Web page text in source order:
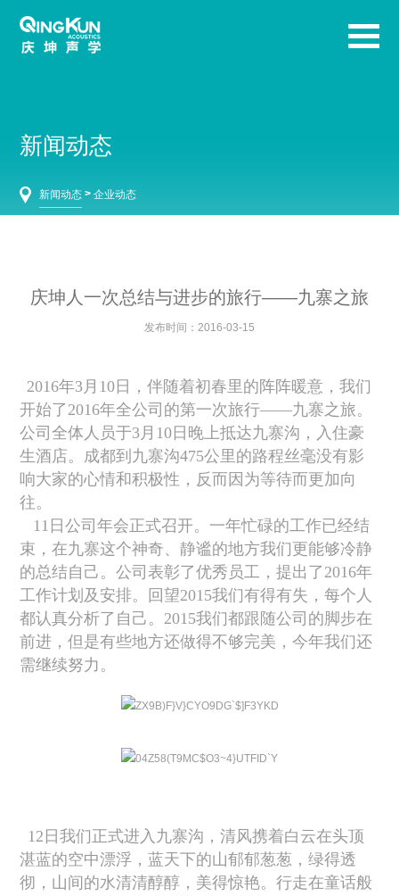
新闻动态
新闻动态 > 企业动态
庆坤人一次总结与进步的旅行——九寨之旅
发布时间：2016-03-15
2016年3月10日，伴随着初春里的阵阵暖意，我们
开始了2016年全公司的第一次旅行——九寨之旅。
公司全体人员于3月10日晚上抵达九寨沟，入住豪
生酒店。成都到九寨沟475公里的路程丝毫没有影
响大家的心情和积极性，反而因为等待而更加向
往。
11日公司年会正式召开。一年忙碌的工作已经结
束，在九寨这个神奇、静谧的地方我们更能够冷静
的总结自己。公司表彰了优秀员工，提出了2016年
工作计划及安排。回望2015我们有得有失，每个人
都认真分析了自己。2015我们都跟随公司的脚步在
前进，但是有些地方还做得不够完美，今年我们还
需继续努力。
12日我们正式进入九寨沟，清风携着白云在头顶
湛蓝的空中漂浮，蓝天下的山郁郁葱葱，绿得透
彻，山间的水清清醇醇，美得惊艳。行走在童话般